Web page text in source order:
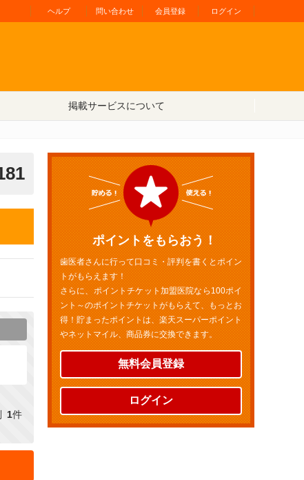
ヘルプ 問い合わせ 会員登録 ログイン
掲載サービスについて
1件
ポイントをもらおう！
歯医者さんに行って口コミ・評判を書くとポイン
トがもらえます！
さらに、ポイントチケット加盟医院なら100ポイ
ント～のポイントチケットがもらえて、もっとお
得！貯まったポイントは、楽天スーパーポイント
やネットマイル、商品券に交換できます。
無料会員登録
ログイン